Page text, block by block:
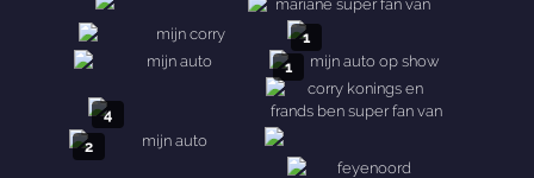
1
1
4
2